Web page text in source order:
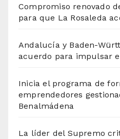
Compromiso renovado
para que La Rosaleda
Andalucía y Baden-
acuerdo para impulsar
Inicia el programa de
emprendedores
Benalmádena
La líder del Supremo